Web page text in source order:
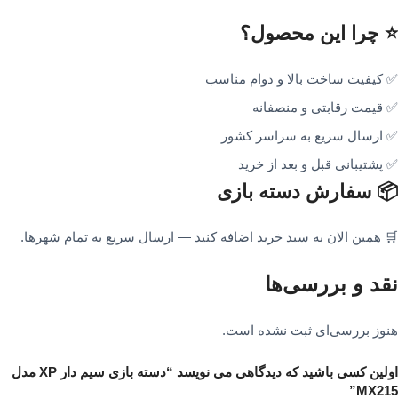
⭐ چرا این محصول؟
✅ کیفیت ساخت بالا و دوام مناسب
✅ قیمت رقابتی و منصفانه
✅ ارسال سریع به سراسر کشور
✅ پشتیبانی قبل و بعد از خرید
📦 سفارش دسته بازی
🛒 همین الان به سبد خرید اضافه کنید — ارسال سریع به تمام شهرها.
نقد و بررسی‌ها
هنوز بررسی‌ای ثبت نشده است.
اولین کسی باشید که دیدگاهی می نویسد “دسته بازی سیم دار XP مدل
MX215”